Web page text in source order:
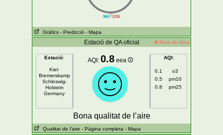
||
964 1036
Gràfics - Predicció - Mapa
Estació de QA oficial Fora de línia
Estació:
Kiel-
Bremerskamp
Schleswig-
Holstein
Germany
AQI: 0.8 eea AQI:
0.1
o3
0.5
pm10
0.8
pm25
Bona qualitat de l’aire
Qualitat de l'aire - Pàgina completa - Mapa